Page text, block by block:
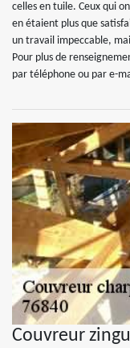
celles en tuile. Ceux qui
en étaient plus que
un travail impeccable,
Pour plus de
par téléphone ou par e-
Couvreur